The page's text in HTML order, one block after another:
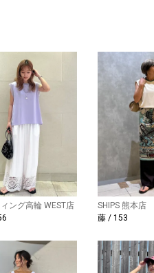
ング高輪 WEST店
SHIPS 熊本店
藤 / 153